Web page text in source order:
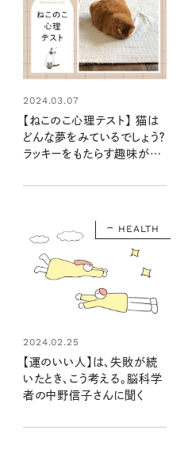
2024.03.07
【ねこのこ心理テスト】 猫は
どんな夢をみているでしょう？
ラッキーをもたらす趣味がわ
HEALTH
2024.02.25
【運のいい人】は、失敗が続
いたとき、こう考える。脳科学
者の中野信子さんに聞く